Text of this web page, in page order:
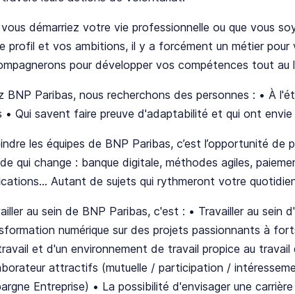
vous démarriez votre vie professionnelle ou que vous
profil et vos ambitions, il y a forcément un métier pour
pour développer vos compétences tout au
BNP Paribas, nous recherchons des personnes : • À
• Qui savent faire preuve d'adaptabilité et qui ont
les équipes de BNP Paribas, c’est l’opportunité de
qui change : banque digitale, méthodes agiles,
Autant de sujets qui rythmeront votre
au sein de BNP Paribas, c'est : • Travailler au sein
numérique sur des projets passionnants à
et d'un environnement de travail propice au
attractifs (mutuelle / participation /
Entreprise) • La possibilité d'envisager une